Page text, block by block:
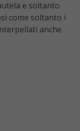
e soltanto
come soltanto i
anche